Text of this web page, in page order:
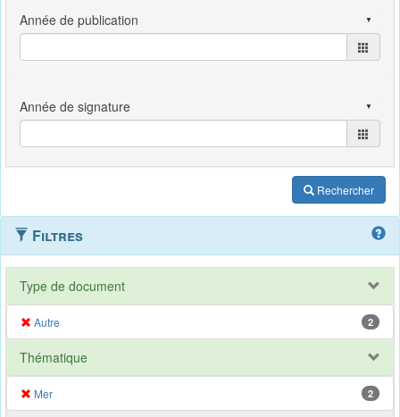
Rechercher
Filtres
Type de document
Autre 2
Thématique
Mer 2